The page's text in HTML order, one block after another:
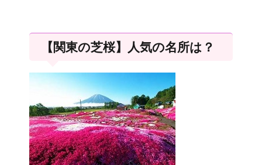
【関東の芝桜】人気の名所は？